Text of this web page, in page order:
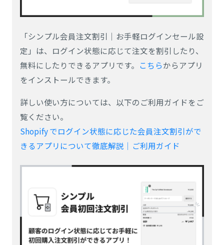
「シンプル会員注文割引｜お手軽ログインセール設
定」は、ログイン状態に応じて注文を割引したり、
無料にしたりできるアプリです。 こちらからアプリ
をインストールできます。
詳しい使い方については、以下のご利用ガイドをご
覧ください。
Shopify でログイン状態に応じた会員注文割引がで
きるアプリについて徹底解説｜ご利用ガイド